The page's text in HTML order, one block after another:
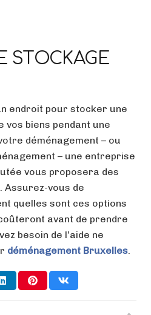
STOCKAGE
endroit pour stocker une
vos biens pendant une
déménagement – ou
– une entreprise
vous proposera des
Assurez-vous de
quelles sont ces options
avant de prendre
besoin de l’aide ne
déménagement Bruxelles